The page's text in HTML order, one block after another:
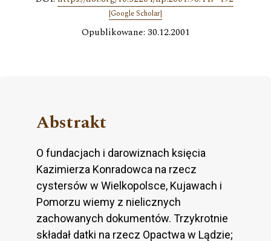
[Google Scholar]
Opublikowane: 30.12.2001
Abstrakt
O fundacjach i darowiznach księcia
Kazimierza Konradowca na rzecz
cystersów w Wielkopolsce, Kujawach i
Pomorzu wiemy z nielicznych
zachowanych dokumentów. Trzykrotnie
składał datki na rzecz Opactwa w Lądzie;